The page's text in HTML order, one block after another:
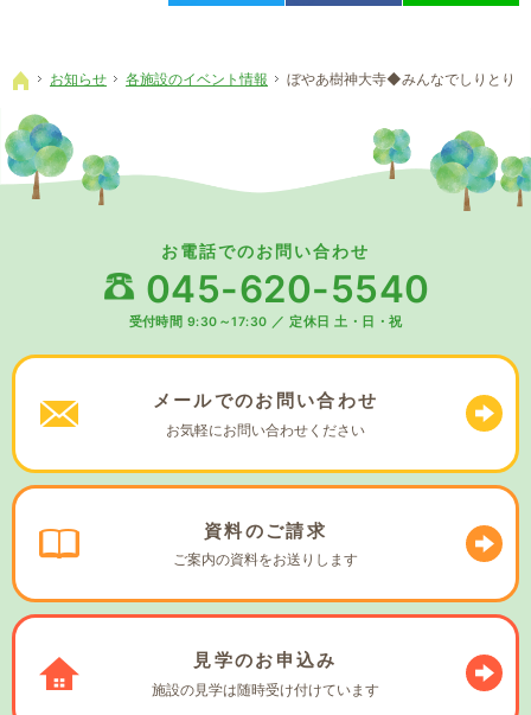
ホーム
お知らせ 各施設のイベント情報 ぼやあ樹神大寺◆みんなでしりとり
お電話でのお問い合わせ
045-620-5540
受付時間 9:30～17:30 ／ 定休日 土・日・祝
メールでのお問い合わせ
お気軽にお問い合わせください
資料のご請求
ご案内の資料をお送りします
見学のお申込み
施設の見学は随時受け付けています